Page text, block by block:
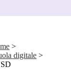
>
digitale >